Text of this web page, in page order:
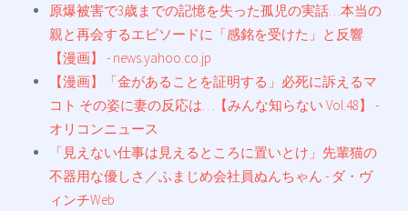
原爆被害で3歳までの記憶を失った孤児の実話…本当の
親と再会するエピソードに「感銘を受けた」と反響
【漫画】 - news.yahoo.co.jp
【漫画】「金があることを証明する」必死に訴えるマ
コト その姿に妻の反応は…【みんな知らない Vol.48】 -
オリコンニュース
「見えない仕事は見えるところに置いとけ」先輩猫の
不器用な優しさ／ふまじめ会社員ぬんちゃん - ダ・ヴ
ィンチWeb